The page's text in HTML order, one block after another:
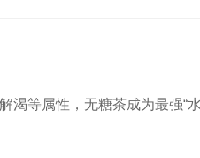
渴等属性，无糖茶成为最强“